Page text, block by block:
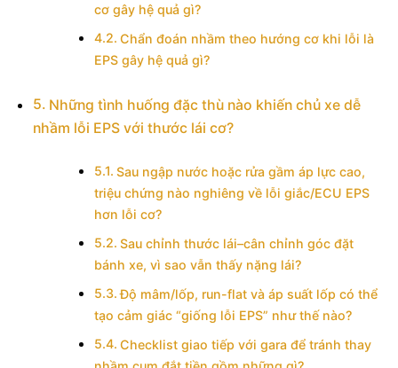
cơ gây hệ quả gì?
Chẩn đoán nhầm theo hướng cơ khi lỗi là
EPS gây hệ quả gì?
Những tình huống đặc thù nào khiến chủ xe dễ
nhầm lỗi EPS với thước lái cơ?
Sau ngập nước hoặc rửa gầm áp lực cao,
triệu chứng nào nghiêng về lỗi giắc/ECU EPS
hơn lỗi cơ?
Sau chỉnh thước lái–cân chỉnh góc đặt
bánh xe, vì sao vẫn thấy nặng lái?
Độ mâm/lốp, run-flat và áp suất lốp có thể
tạo cảm giác “giống lỗi EPS” như thế nào?
Checklist giao tiếp với gara để tránh thay